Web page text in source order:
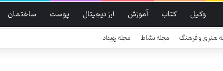
وکیل کتاب آموزش ارز دیجیتال پوست ساختمان
هنری و فرهنگ مجله نشاط مجله رویداد